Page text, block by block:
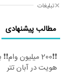
تبلیغات
مطالب پیشنهادی
❗❗200 میلیون
هویت در آبان تتر